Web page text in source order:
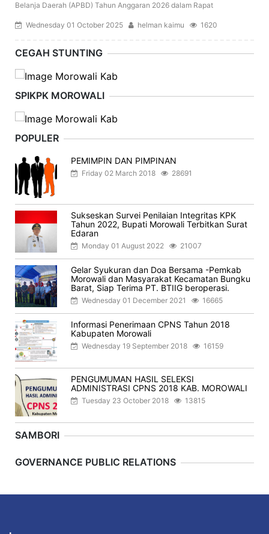
Belanja Daerah (APBD) Tahun Anggaran 2026 dalam Rapat
Wednesday 01 October 2025 helman kaimu 1620
CEGAH STUNTING
SPIKPK MOROWALI
POPULER
PEMIMPIN DAN PIMPINAN
Friday 02 March 2018 28691
Sukseskan Survei Penilaian Integritas KPK
Tahun 2022, Bupati Morowali Terbitkan Surat
Edaran
Monday 01 August 2022 21007
Gelar Syukuran dan Doa Bersama -Pemkab
Morowali dan Masyarakat Kecamatan Bungku
Barat, Siap Terima PT. BTIIG beroperasi.
Wednesday 01 December 2021 16665
Informasi Penerimaan CPNS Tahun 2018
Kabupaten Morowali
Wednesday 19 September 2018 16159
PENGUMUMAN HASIL SELEKSI
ADMINISTRASI CPNS 2018 KAB. MOROWALI
Tuesday 23 October 2018 13815
SAMBORI
Previous
GOVERNANCE PUBLIC RELATIONS